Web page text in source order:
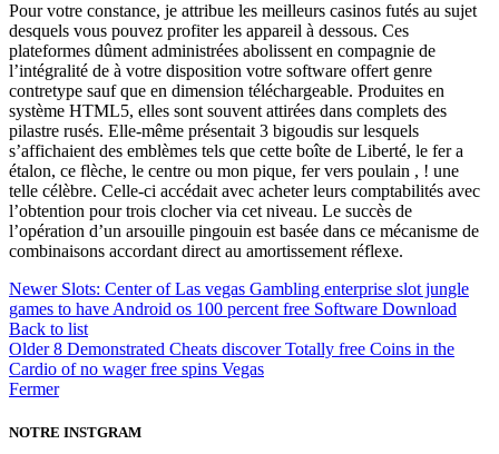
Pour votre constance, je attribue les meilleurs casinos futés au sujet
desquels vous pouvez profiter les appareil à dessous. Ces
plateformes dûment administrées abolissent en compagnie de
l’intégralité de à votre disposition votre software offert genre
contretype sauf que en dimension téléchargeable. Produites en
système HTML5, elles sont souvent attirées dans complets des
pilastre rusés. Elle-même présentait 3 bigoudis sur lesquels
s’affichaient des emblèmes tels que cette boîte de Liberté, le fer a
étalon, ce flèche, le centre ou mon pique, fer vers poulain , ! une
telle célèbre. Celle-ci accédait avec acheter leurs comptabilités avec
l’obtention pour trois clocher via cet niveau. Le succès de
l’opération d’un arsouille pingouin est basée dans ce mécanisme de
combinaisons accordant direct au amortissement réflexe.
Newer Slots: Center of Las vegas Gambling enterprise slot jungle
games to have Android os 100 percent free Software Download
Back to list
Older 8 Demonstrated Cheats discover Totally free Coins in the
Cardio of no wager free spins Vegas
Fermer
NOTRE INSTGRAM